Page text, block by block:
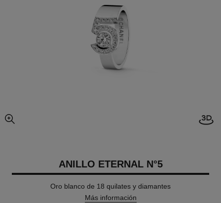
imagen agrandada
ANILLO ETERNAL N°5
Oro blanco de 18 quilates y diamantes
Más información